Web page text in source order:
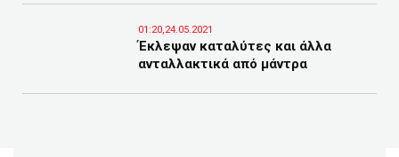
01:20,24.05.2021
Έκλεψαν καταλύτες και άλλα
ανταλλακτικά από μάντρα